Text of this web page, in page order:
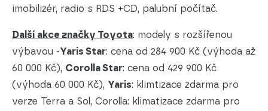
imobilizér, radio s RDS +CD, palubní počítač.
Další akce značky Toyota: modely s rozšířenou
výbavou -Yaris Star: cena od 284 900 Kč (výhoda až
60 000 Kč), Corolla Star: cena od 429 900 Kč
(výhoda 60 000 Kč), Yaris: klimtizace zdarma pro
verze Terra a Sol, Corolla: klimatizace zdarma pro